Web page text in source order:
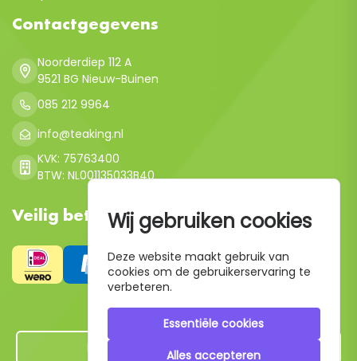
Contactgegevens
Noorderdiep 112 A
9521 BG Nieuw-Buinen
085 212 9964
info@teaking.nl
KVK: 75763400
BTW: NL001135033B40
Veilig betalen
Hier de overeenkomst ontbinden
Wij gebruiken cookies
Deze website maakt gebruik van
cookies om de gebruikerservaring te
verbeteren.
Essentiële cookies
Alles accepteren